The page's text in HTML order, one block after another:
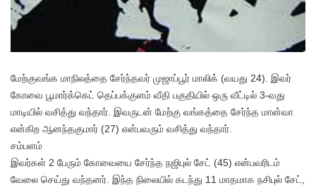
மேற்குவங்க மாநிலத்தை சேர்ந்தவர் முஜாப்பூர் மாலிக் (வயது 24). இவர்
கோவை பூமார்க்கெட் தெப்பக்குளம் வீதி பகுதியில் ஒரு வீட்டில் 3-வது
மாடியில் வசித்து வந்தார். இவருடன் மேற்கு வங்கத்தை சேர்ந்த மான்வா
என்கிற ஆனந்தகுமார் (27) என்பவரும் வசித்து வந்தார்.‌
சம்பளம்
இவர்கள் 2 பேரும் கோவையை சேர்ந்த நஜிபுல் சேட் (45) என்பவரிடம்
வேலை செய்து வந்தனர். இந்த நிலையில் கடந்து 11 மாதமாக நசிபுல் சேட்,